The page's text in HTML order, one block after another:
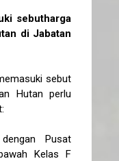
sebutharga
di Jabatan
sebut
Hutan perlu
Pusat
Kelas F